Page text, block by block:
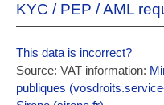
KYC / PEP / AML
This data is incorrect?
Source: VAT information:
publiques